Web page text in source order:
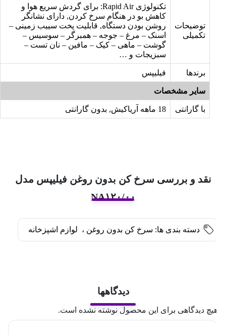
توضیحات
تکمیلی
تکنولوژی Rapid Air: برای گردش سریع هوا و
کاهش بو در هنگام سرخ کردن, دارای نشانگر
روشن بودن دستگاه, قابلیت پخت سییب زمینی –
اسنک – مرغ – جوجه – همبرگر – سوسیس –
گوشت – ماهی – کیک – مافین – نان تست –
سبزیجات و …
برندها فیلیپس
سایر مشخصات
با گارانتی
نقد و بررسی سرخ کن بدون روغن فیلیپس مدل
NA۱۲۰/۰۰
دسته بندی ها: سرخ کن بدون روغن ، لوازم اشپزخانه
دیدگاهها
دیدگاهی برای این محصول نوشته نشده است.